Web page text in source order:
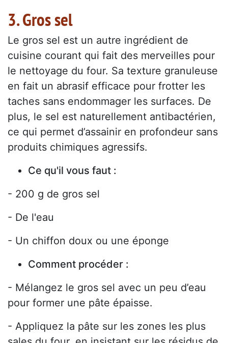
3. Gros sel
Le gros sel est un autre ingrédient de
cuisine courant qui fait des merveilles pour
le nettoyage du four. Sa texture granuleuse
en fait un abrasif efficace pour frotter les
taches sans endommager les surfaces. De
plus, le sel est naturellement antibactérien,
ce qui permet d’assainir en profondeur sans
produits chimiques agressifs.
Ce qu'il vous faut :
- 200 g de gros sel
- De l'eau
- Un chiffon doux ou une éponge
Comment procéder :
- Mélangez le gros sel avec un peu d’eau
pour former une pâte épaisse.
- Appliquez la pâte sur les zones les plus